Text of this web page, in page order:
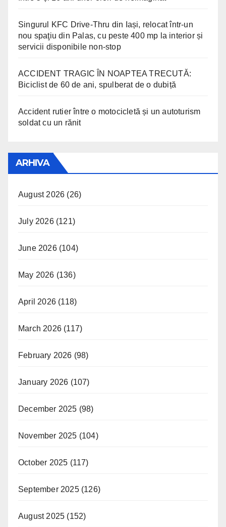
Singurul KFC Drive-Thru din Iași, relocat într-un
nou spaţiu din Palas, cu peste 400 mp la interior și
servicii disponibile non-stop
ACCIDENT TRAGIC ÎN NOAPTEA TRECUTĂ:
Biciclist de 60 de ani, spulberat de o dubiță
Accident rutier între o motocicletă și un autoturism
soldat cu un rănit
ARHIVA
August 2026 (26)
July 2026(121)
June 2026(104)
May 2026 (136)
April 2026 (118)
March 2026 (117)
February 2026 (98)
January 2026 (107)
December 2025 (98)
November 2025 (104)
October 2025 (117)
September 2025(126)
August 2025 (152)